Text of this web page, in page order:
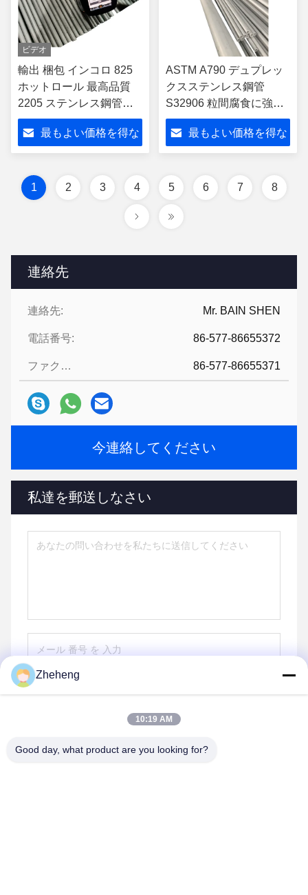
連絡先
連絡先: Mr. BAIN SHEN
電話番号: 86-577-86655372
ファクシミリ: 86-577-86655371
今連絡してください
私達を郵送しなさい
ビデオ
輸出 梱包 インコロ 825
ホットロール 最高品質
2205 ステンレス鋼管
1.4462 ニッケル合金
最もよい価格を得な
ASTM A790 デュプレッ
クスステンレス鋼管
S32906 粒間腐食に強い
耐性
最もよい価格を得な
1 2 3 4 5 6 7 8
Zheheng
10:19 AM
Good day, what product are you looking for?